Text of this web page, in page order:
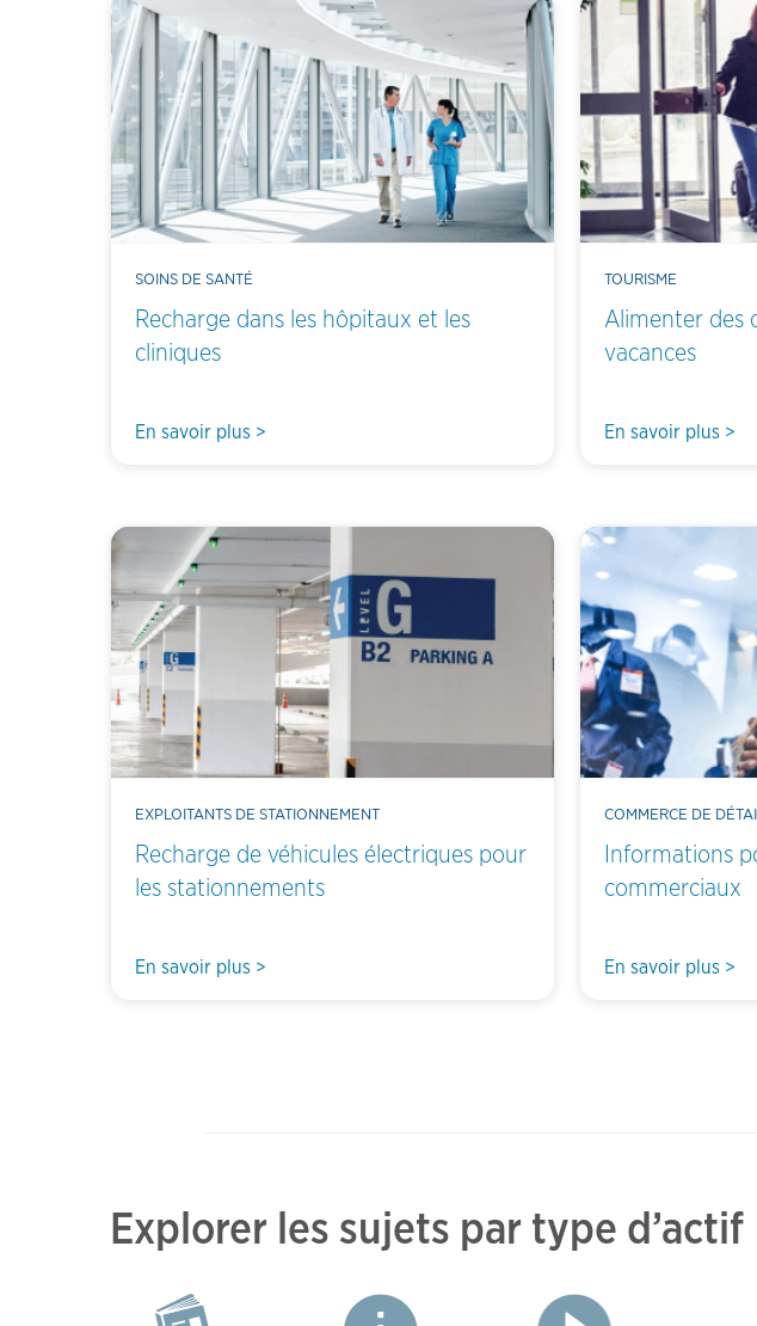
SOINS DE SANTÉ
Recharge dans les hôpitaux et les
cliniques
En savoir plus >
TOURISME
Alimenter des
vacances
En savoir plus >
EXPLOITANTS DE STATIONNEMENT
Recharge de véhicules électriques pour
les stationnements
En savoir plus >
COMMERCE DE
Informations
commerciaux
En savoir plus >
Explorer les sujets par type d’actif